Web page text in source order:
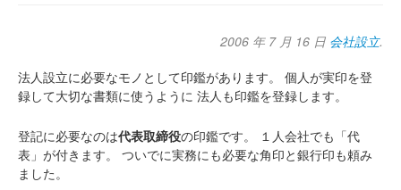
2006 年 7 月 16 日 会社設立.
法人設立に必要なモノとして印鑑があります。
個人が実印を登
録して大切な書類に使うように 法人も印鑑を登録します。
登記に必要なのは代表取締役の印鑑です。
１人会社でも「代
表」が付きます。
ついでに実務にも必要な角印と銀行印も頼み
ました。